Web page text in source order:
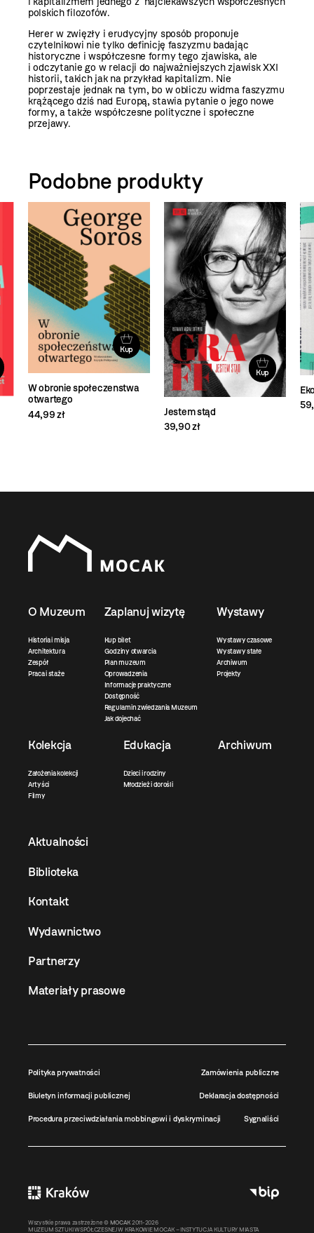
polskich filozofów.
Herer w zwięzły i erudycyjny sposób proponuje
czytelnikowi nie tylko definicję faszyzmu badając
historyczne i współczesne formy tego zjawiska, ale
i odczytanie go w relacji do najważniejszych zjawisk XXI
historii, takich jak na przykład kapitalizm. Nie
poprzestaje jednak na tym, bo w obliczu widma faszyzmu
krążącego dziś nad Europą, stawia pytanie o jego nowe
formy, a także współczesne polityczne i społeczne
przejawy.
Podobne produkty
Kup
W obronie społeczenstwa
otwartego
44,99 zł
Kup
Jestem stąd
39,90 zł
O Muzeum
Historia i misja
Architektura
Zespół
Praca i staże
Zaplanuj wizytę
Kup bilet
Godziny otwarcia
Plan muzeum
Oprowadzenia
Informacje praktyczne
Dostępność
Regulamin zwiedzania Muzeum
Jak dojechać
Wystawy
Wystawy czasowe
Wystawy stałe
Archiwum
Projekty
Kolekcja
Założenia kolekcji
Artyści
Filmy
Edukacja
Dzieci i rodziny
Młodzież i dorośli
Archiwum
Aktualności
Biblioteka
Kontakt
Wydawnictwo
Partnerzy
Materiały prasowe
Polityka prywatności Zamówienia publiczne
Biuletyn informacji publicznej Deklaracja dostępności
Procedura przeciwdziałania mobbingowi i dyskryminacji Sygnaliści
Wszystkie prawa zastrzeżone © MOCAK 2011-2026
MUZEUM SZTUKI WSPÓŁCZESNEJ W KRAKOWIE MOCAK – INSTYTUCJA KULTURY MIASTA